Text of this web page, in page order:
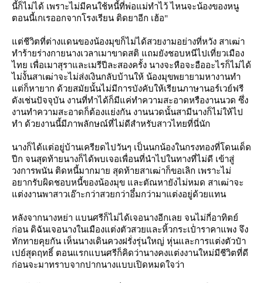
นี้ก็ไม่ได้ เพราะไม่มีคนใช้หนี้ที่พ่อแม่ทำไว้ ไหนจะน้องของหนู
ตอนนี้เกเรออกจากโรงเรียน ติดยาอีก เฮ้อ"
ต่ชีวิตที่ต่างแดนของน้องมุขก็ไม่ได้สวยงามอย่างที่หวัง สาเฒ่า
ทำร้ายร่างกายนางเวลาเมาขาดสติ แถมยังชอบหนีไปเที่ยวเมือง
ไทย เพื่อเมาสุราและเมรีปีละสองครั้ง นางจะหือจะอืออะไรก็ไม่ได้
ไม่งั้นสาเฒ่าจะไม่ส่งเงินกลับบ้านให้ น้องมุขพยายามหางานทำ
ต่ก็หายาก ด้วยสมัยนั้นไม่มีการบังคับให้เรียนภาษานอร์เวย์ฟรี
ดังเช่นปัจจุบัน งานที่ทำได้ก็มีแค่ทำความสะอาดหรืองานนวด ซึ่ง
งานทำความสะอาดก็ต้องแย่งกัน งานนวดนั้นสามีนางก็ไม่ให้ไป
ทำ ด้วยงานนี้มีภาพลักษณ์ที่ไม่ดีสำหรับสาวไทยที่นี่นัก
นางก็ได้แต่อยู่บ้านเครียดไปวันๆ เป็นนกน้องในกรงทองที่โดนเด็ด
ปีก จนสุดท้ายนางก็ได้พบเจอเพื่อนที่นำไปในทางที่ไม่ดี เข้าสู่
วงการพนัน ติดหนี้มากมาย สุดท้ายสาเฒ่าก็ขอเลิก เพราะไม่
อยากรับผิดชอบหนี้ของน้องมุข และตัณหายังไม่หมด สาเฒ่าจะ
ต่งงานพาสาวเอ๊าะกว่าสวยกว่าอึ๋มกว่ามาแต่งอยู่ด้วยแทน
หลังจากนางหย่า แบนศรีก็ไม่ได้เจอนางอีกเลย จนไม่กี่อาทิตย์
ก่อน ดิฉันเจอนางในเมืองแต่งตัวสวยและหิ้วกระเป๋่าราคาแพง จึง
ทักทายคุยกัน เห็นนางเดินควงฝรั่งรุ่นใหญ่ หุ่นและการแต่งตัวป๋า
เปย์สุดฤทธิ์ ตอนแรกแบนศรีก็คิดว่านางคงแต่งงานใหม่มีชีวิตที่ดี
ก่อนจะมาทราบจากปากนางแบบเปิดหมดใจว่า